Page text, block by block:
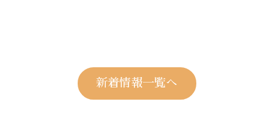
新着情報一覧へ